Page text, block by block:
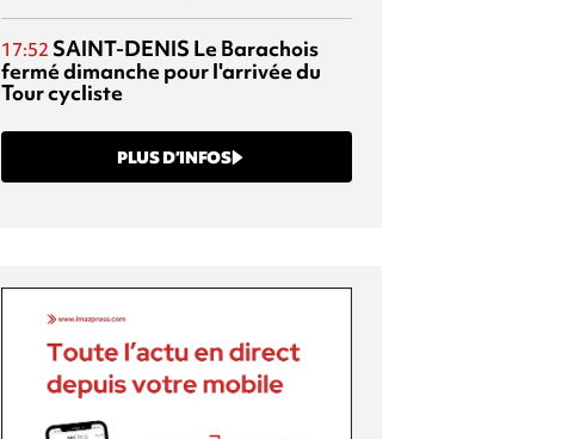
17:52 SAINT-DENIS Le Barachois
fermé dimanche pour l'arrivée du
Tour cycliste
PLUS D’INFOS